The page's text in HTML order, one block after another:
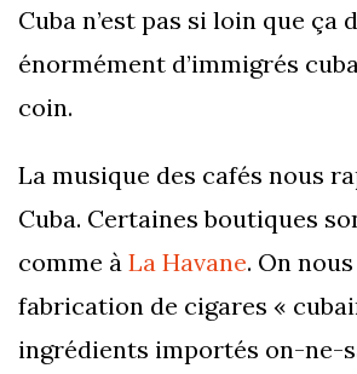
Cuba n’est pas si loin que ça
énormément d’immigrés
coin.
La musique des cafés nous
Cuba. Certaines boutiques
comme à La Havane. On
fabrication de cigares «
ingrédients importés on-ne-